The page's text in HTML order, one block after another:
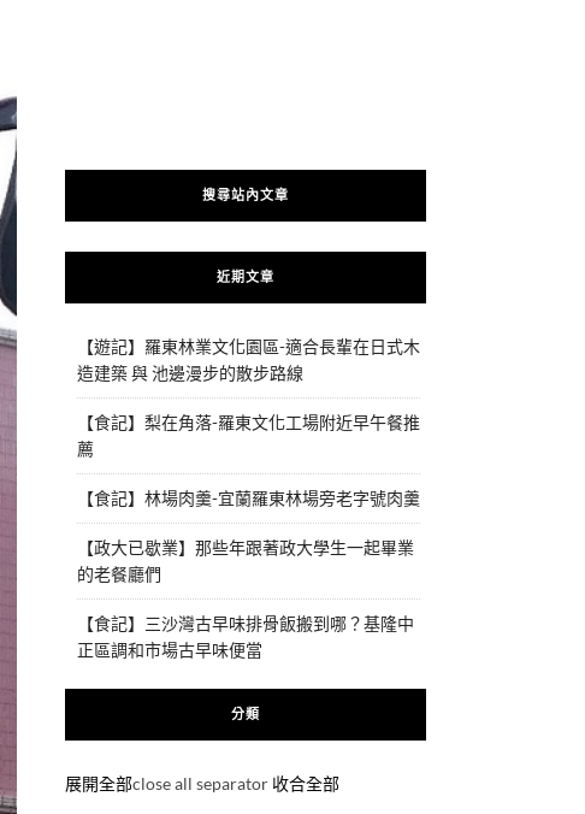
搜尋站內文章
近期文章
【遊記】羅東林業文化園區-適合長輩在日式木
造建築 與 池邊漫步的散步路線
【食記】梨在角落-羅東文化工場附近早午餐推
薦
【食記】林場肉羹-宜蘭羅東林場旁老字號肉羹
【政大已歇業】那些年跟著政大學生一起畢業
的老餐廳們
【食記】三沙灣古早味排骨飯搬到哪？基隆中
正區調和市場古早味便當
分類
展開全部close all separator 收合全部